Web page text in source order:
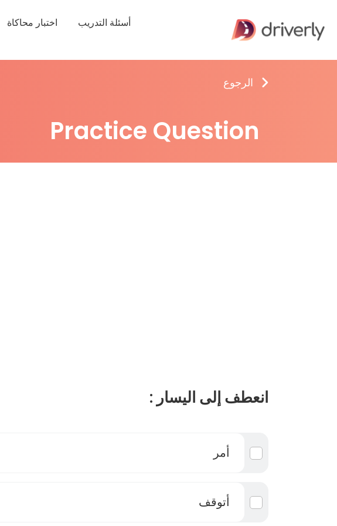
أسئلة التدريب اختبار محاكاة
الرجوع
Practice Question
انعطف إلى اليسار :
أمر
أتوقف